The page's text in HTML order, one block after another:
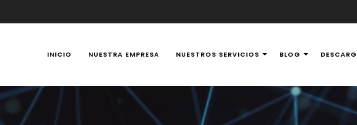
y Portátiles 24 horas en Manizales, Caldas, Colombia, reparación televisores, tv,
INICIO NUESTRA EMPRESA NUESTROS SERVICIOS BLOG